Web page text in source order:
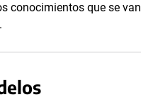
conocimientos que se van